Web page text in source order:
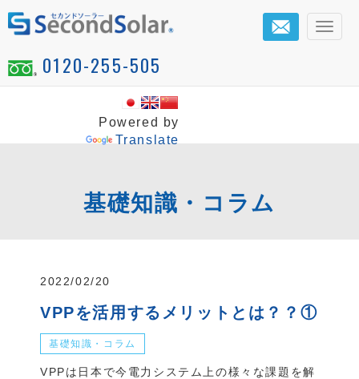
Powered by
Translate
メ
0120-255-505
基礎知識・コラム
2022/02/20
VPPを活用するメリットとは？？①
基礎知識・コラム
VPPは日本で今電力システム上の様々な課題を解